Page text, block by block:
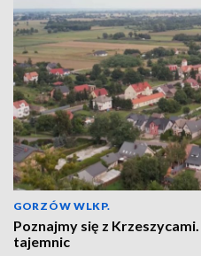
GORZÓW WLKP.
Poznajmy się z
tajemnic